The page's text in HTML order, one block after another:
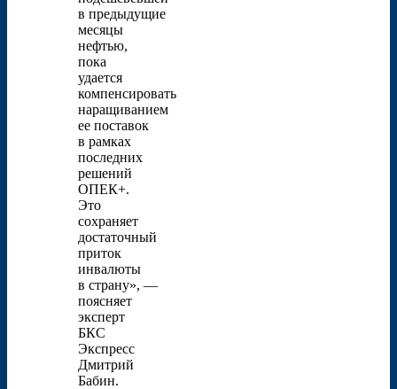
в предыдущие
месяцы
нефтью,
пока
удается
компенсировать
наращиванием
ее поставок
в рамках
последних
решений
ОПЕК+.
Это
сохраняет
достаточный
приток
инвалюты
в страну», —
поясняет
эксперт
БКС
Экспресс
Дмитрий
Бабин.